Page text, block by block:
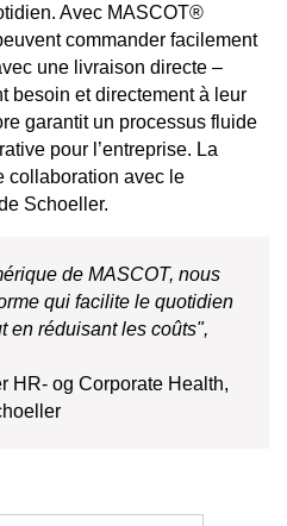
Avec MASCOT®
commander facilement
une livraison directe –
besoin et directement à leur
garantit un processus fluide
pour l’entreprise. La
collaboration avec le
Schoeller.
de MASCOT, nous
qui facilite le quotidien
en réduisant les coûts",
HR- og Corporate Health,